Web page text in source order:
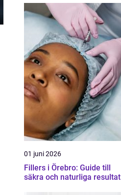
01 juni 2026
Fillers i Örebro: Guide till
säkra och naturliga resultat